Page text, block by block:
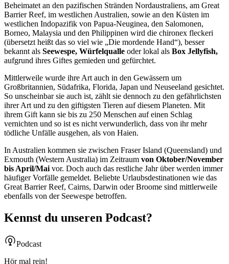
Beheimatet an den pazifischen Stränden Nordaustraliens, am Great
Barrier Reef, im westlichen Australien, sowie an den Küsten im
westlichen Indopazifik von Papua-Neuginea, den Salomonen,
Borneo, Malaysia und den Philippinen wird die chironex fleckeri
(übersetzt heißt das so viel wie „Die mordende Hand“), besser
bekannt als Seewespe, Würfelqualle oder lokal als Box Jellyfish,
aufgrund ihres Giftes gemieden und gefürchtet.
Mittlerweile wurde ihre Art auch in den Gewässern um
Großbritannien, Südafrika, Florida, Japan und Neuseeland gesichtet.
So unscheinbar sie auch ist, zählt sie dennoch zu den gefährlichsten
ihrer Art und zu den giftigsten Tieren auf diesem Planeten. Mit
ihrem Gift kann sie bis zu 250 Menschen auf einen Schlag
vernichten und so ist es nicht verwunderlich, dass von ihr mehr
tödliche Unfälle ausgehen, als von Haien.
In Australien kommen sie zwischen Fraser Island (Queensland) und
Exmouth (Western Australia) im Zeitraum von Oktober/November
bis April/Mai vor. Doch auch das restliche Jahr über werden immer
häufiger Vorfälle gemeldet. Beliebte Urlaubsdestinationen wie das
Great Barrier Reef, Cairns, Darwin oder Broome sind mittlerweile
ebenfalls von der Seewespe betroffen.
Kennst du unseren Podcast?
Podcast
Hör mal rein!